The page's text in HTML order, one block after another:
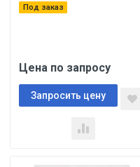
Под заказ
Цена по запросу
Запросить цену